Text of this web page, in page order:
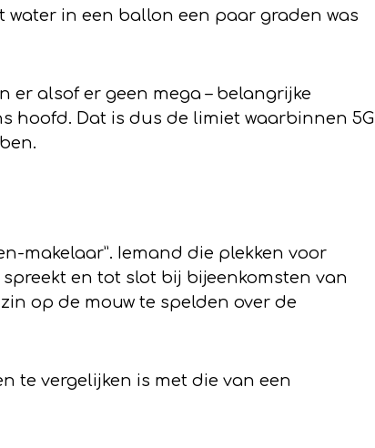
in een ballon een paar graden was
er alsof er geen mega – belangrijke
hoofd. Dat is dus de limiet waarbinnen 5G
makelaar”. Iemand die plekken voor
en tot slot bij bijeenkomsten van
op de mouw te spelden over de
te vergelijken is met die van een